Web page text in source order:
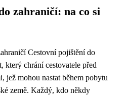
zahraničí: na co si
Cestovní pojištění do
který chrání cestovatele před
jež mohou nastat během pobytu
země. Každý, kdo někdy